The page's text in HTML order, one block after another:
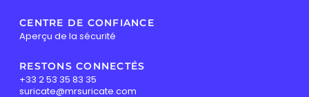
CENTRE DE CONFIANCE
Aperçu de la sécurité
RESTONS CONNECTÉS
+33 2 53 35 83 35
suricate@mrsuricate.com